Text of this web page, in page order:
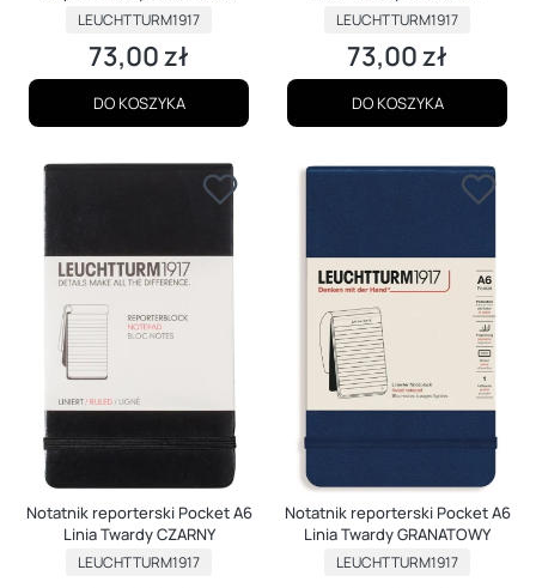
PRODUCENT
LEUCHTTURM1917
Cena
73,00 zł
DO KOSZYKA
PRODUCENT
LEUCHTTURM1917
Cena
73,00 zł
DO KOSZYKA
Notatnik reporterski Pocket A6
Linia Twardy CZARNY
PRODUCENT
LEUCHTTURM1917
Notatnik reporterski Pocket A6
Linia Twardy GRANATOWY
PRODUCENT
LEUCHTTURM1917